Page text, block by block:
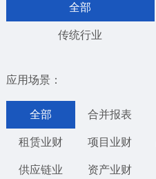
全部
传统行业
应用场景：
全部 合并报表
租赁业财 项目业财
供应链业 资产业财